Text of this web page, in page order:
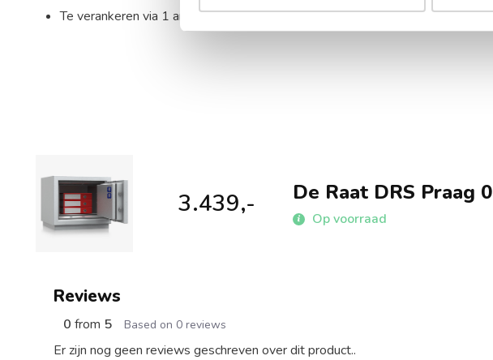
Te verankeren via 1 ankergat in de bodem
3.439,- De Raat DRS Praag 0
Op voorraad
Reviews
0 from 5 Based on 0 reviews
Er zijn nog geen reviews geschreven over dit product..